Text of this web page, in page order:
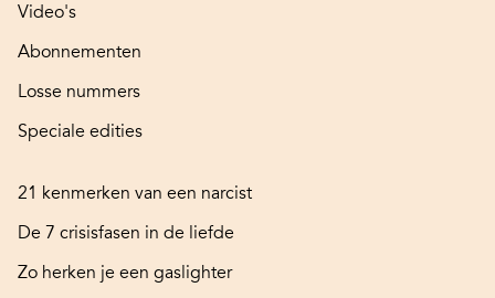
Video's
Abonnementen
Losse nummers
Speciale edities
21 kenmerken van een narcist
De 7 crisisfasen in de liefde
Zo herken je een gaslighter